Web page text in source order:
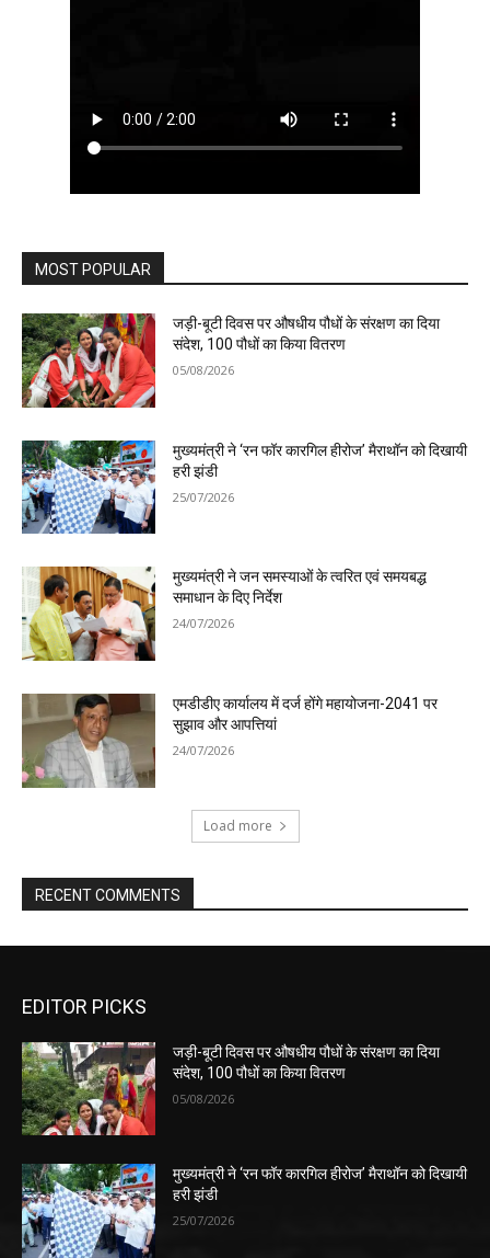
MOST POPULAR
जड़ी-बूटी दिवस पर औषधीय पौधों के संरक्षण का दिया
संदेश, 100 पौधों का किया वितरण
05/08/2026
मुख्यमंत्री ने ‘रन फॉर कारगिल हीरोज’ मैराथॉन को दिखायी
हरी झंडी
25/07/2026
मुख्यमंत्री ने जन समस्याओं के त्वरित एवं समयबद्ध
समाधान के दिए निर्देश
24/07/2026
एमडीडीए कार्यालय में दर्ज होंगे महायोजना-2041 पर
सुझाव और आपत्तियां
24/07/2026
Load more
RECENT COMMENTS
EDITOR PICKS
जड़ी-बूटी दिवस पर औषधीय पौधों के संरक्षण का दिया
संदेश, 100 पौधों का किया वितरण
05/08/2026
मुख्यमंत्री ने ‘रन फॉर कारगिल हीरोज’ मैराथॉन को दिखायी
हरी झंडी
25/07/2026